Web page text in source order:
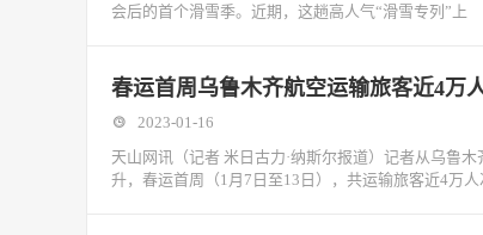
会后的首个滑雪季。近期，这趟高人气“滑雪专列”上
春运首周乌鲁木齐航空运输旅客近4万
2023-01-16
天山网讯（记者 米日古力·纳斯尔报道）记者从乌鲁
升，春运首周（1月7日至13日），共运输旅客近4万